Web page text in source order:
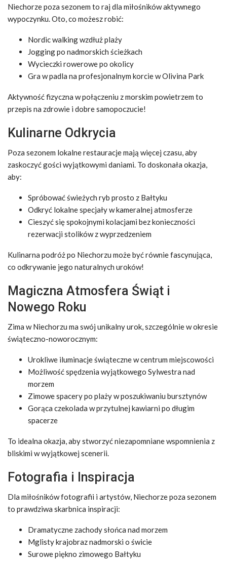
Niechorze poza sezonem to raj dla miłośników aktywnego
wypoczynku. Oto, co możesz robić:
Nordic walking wzdłuż plaży
Jogging po nadmorskich ścieżkach
Wycieczki rowerowe po okolicy
Gra w padla na profesjonalnym korcie w Olivina Park
Aktywność fizyczna w połączeniu z morskim powietrzem to
przepis na zdrowie i dobre samopoczucie!
Kulinarne Odkrycia
Poza sezonem lokalne restauracje mają więcej czasu, aby
zaskoczyć gości wyjątkowymi daniami. To doskonała okazja,
aby:
Spróbować świeżych ryb prosto z Bałtyku
Odkryć lokalne specjały w kameralnej atmosferze
Cieszyć się spokojnymi kolacjami bez konieczności
rezerwacji stolików z wyprzedzeniem
Kulinarna podróż po Niechorzu może być równie fascynująca,
co odkrywanie jego naturalnych uroków!
Magiczna Atmosfera Świąt i
Nowego Roku
Zima w Niechorzu ma swój unikalny urok, szczególnie w okresie
świąteczno-noworocznym:
Urokliwe iluminacje świąteczne w centrum miejscowości
Możliwość spędzenia wyjątkowego Sylwestra nad
morzem
Zimowe spacery po plaży w poszukiwaniu bursztynów
Gorąca czekolada w przytulnej kawiarni po długim
spacerze
To idealna okazja, aby stworzyć niezapomniane wspomnienia z
bliskimi w wyjątkowej scenerii.
Fotografia i Inspiracja
Dla miłośników fotografii i artystów, Niechorze poza sezonem
to prawdziwa skarbnica inspiracji:
Dramatyczne zachody słońca nad morzem
Mglisty krajobraz nadmorski o świcie
Surowe piękno zimowego Bałtyku